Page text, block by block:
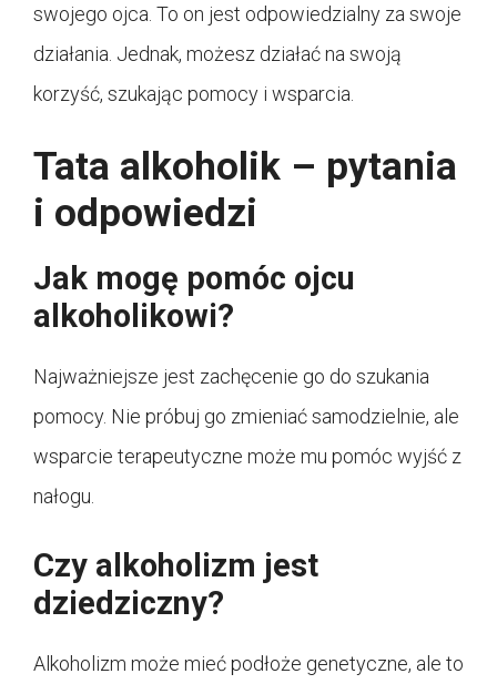
swojego ojca. To on jest odpowiedzialny za swoje
działania. Jednak, możesz działać na swoją
korzyść, szukając pomocy i wsparcia.
Tata alkoholik – pytania
i odpowiedzi
Jak mogę pomóc ojcu
alkoholikowi?
Najważniejsze jest zachęcenie go do szukania
pomocy. Nie próbuj go zmieniać samodzielnie, ale
wsparcie terapeutyczne może mu pomóc wyjść z
nałogu.
Czy alkoholizm jest
dziedziczny?
Alkoholizm może mieć podłoże genetyczne, ale to